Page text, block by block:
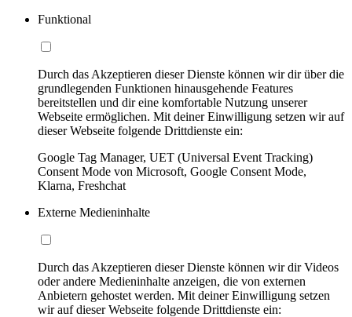
Funktional
Durch das Akzeptieren dieser Dienste können wir dir über die
grundlegenden Funktionen hinausgehende Features
bereitstellen und dir eine komfortable Nutzung unserer
Webseite ermöglichen. Mit deiner Einwilligung setzen wir auf
dieser Webseite folgende Drittdienste ein:
Google Tag Manager, UET (Universal Event Tracking)
Consent Mode von Microsoft, Google Consent Mode,
Klarna, Freshchat
Externe Medieninhalte
Durch das Akzeptieren dieser Dienste können wir dir Videos
oder andere Medieninhalte anzeigen, die von externen
Anbietern gehostet werden. Mit deiner Einwilligung setzen
wir auf dieser Webseite folgende Drittdienste ein: